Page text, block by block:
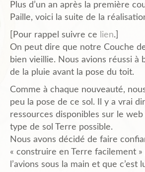
Contact
Plus d’un an après la première
Paille, voici la suite de la
[Pour rappel suivre ce
lien.]
On peut dire que notre Couche
bien vieillie. Nous avions réussi à
de la pluie avant la pose du toit.
Comme à chaque nouveauté,
peu la pose de ce sol. Il y a vrai
ressources disponibles sur le
type de sol Terre possible.
Nous avons décidé de faire
« construire en Terre facilement »
l’avions sous la main et que c’est